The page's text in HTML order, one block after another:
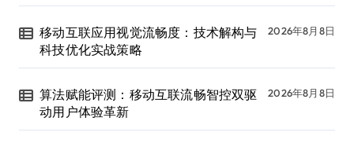
移动互联应用视觉流畅度：技术解构与
科技优化实战策略
2026年8月8日
算法赋能评测：移动互联流畅智控双驱
动用户体验革新
2026年8月8日